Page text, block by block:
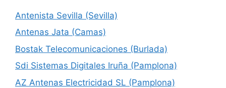
Antenista Sevilla (Sevilla)
Antenas Jata (Camas)
Bostak Telecomunicaciones (Burlada)
Sdi Sistemas Digitales Iruña (Pamplona)
AZ Antenas Electricidad SL (Pamplona)